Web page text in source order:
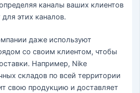
каналы ваших клиентов
для этих каналов.
даже используют
со своим клиентом, чтобы
Например, Nike
складов по всей территории
свою продукцию и доставляет